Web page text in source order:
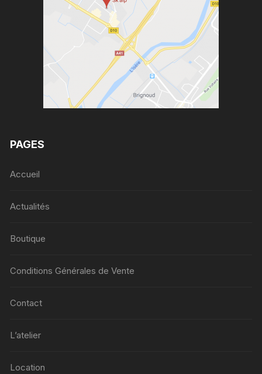
PAGES
Accueil
Actualités
Boutique
Conditions Générales de Vente
Contact
L’atelier
Location